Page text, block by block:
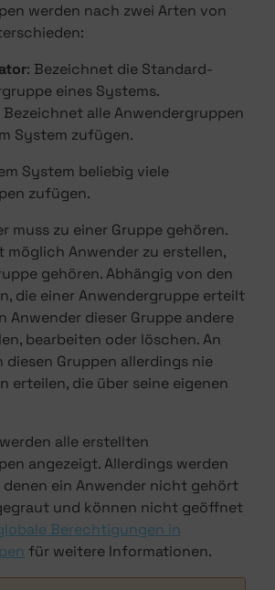
werden nach zwei Arten von
: Bezeichnet die Standard-
eines Systems.
Bezeichnet alle Anwendergruppen
System zufügen.
System beliebig viele
zufügen.
muss zu einer Gruppe gehören.
möglich Anwender zu erstellen,
gehören. Abhängig von den
die einer Anwendergruppe erteilt
Anwender dieser Gruppe andere
bearbeiten oder löschen. An
diesen Gruppen allerdings nie
erteilen, die über seine eigenen
alle erstellten
angezeigt. Allerdings werden
denen ein Anwender nicht gehört
und können nicht geöffnet
Berechtigungen in
für weitere Informationen.